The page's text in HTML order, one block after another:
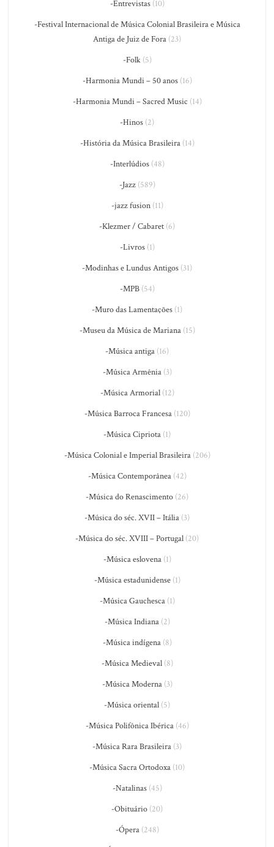
-Entrevistas(10)
-Festival Internacional de Música Colonial Brasileira e Música
Antiga de Juiz de Fora (23)
-Folk(5)
-Harmonia Mundi – 50 anos(16)
-Harmonia Mundi – Sacred Music (14)
-Hinos (2)
-História da Música Brasileira(14)
-Interlúdios(48)
-Jazz(589)
-jazz fusion(11)
-Klezmer / Cabaret (6)
-Livros(1)
-Modinhas e Lundus Antigos (31)
-MPB(54)
-Muro das Lamentações (1)
-Museu da Música de Mariana(15)
-Música antiga (16)
-Música Armênia(3)
-Música Armorial(12)
-Música Barroca Francesa(120)
-Música Cipriota (1)
-Música Colonial e Imperial Brasileira(206)
-Música Contemporânea(42)
-Música do Renascimento (26)
-Música do séc. XVII – Itália (3)
-Música do séc. XVIII – Portugal (20)
-Música eslovena(1)
-Música estadunidense(1)
-Música Gauchesca(1)
-Música Indiana(2)
-Música indígena(8)
-Música Medieval(8)
-Música Moderna(3)
-Música oriental (5)
-Música Polifônica Ibérica(46)
-Música Rara Brasileira (3)
-Música Sacra Ortodoxa (10)
-Natalinas(45)
-Obituário (20)
-Ópera(248)